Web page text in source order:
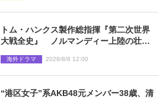
トム・ハンクス製作総指揮『第二次世界
大戦全史』 ノルマンディー上陸の壮絶
海外ドラマ 2026/8/8 12:00
“港区女子”系AKB48元メンバー38歳、清